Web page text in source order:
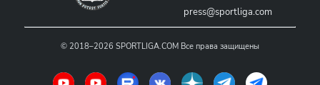
press@sportliga.com
© 2018–2026 SPORTLIGA.COM Все права защищены